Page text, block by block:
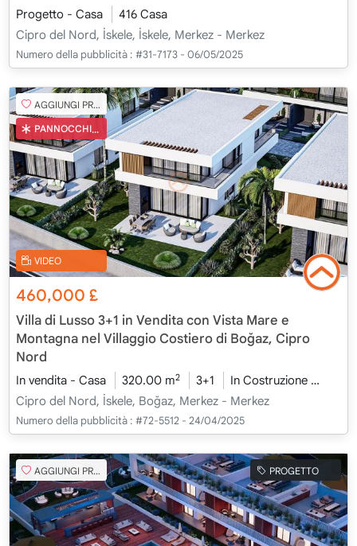
Progetto - Casa
416 Casa
Cipro del Nord, İskele, İskele, Merkez - Merkez
Numero della pubblicità : #31-7173 - 06/05/2025
AGGIUNGI PREFERITO
PANNOCCHIA TURCA
VIDEO
460,000 £
Villa di Lusso 3+1 in Vendita con Vista Mare e
Montagna nel Villaggio Costiero di Boğaz, Cipro
Nord
In vendita - Casa 320.00 m2 3+1 In Costruzione
Cipro del Nord, İskele, Boğaz, Merkez - Merkez
Numero della pubblicità : #72-5512 - 24/04/2025
AGGIUNGI PREFERITO PROGETTO